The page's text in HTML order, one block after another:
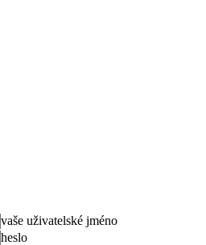
vaše uživatelské jméno
heslo